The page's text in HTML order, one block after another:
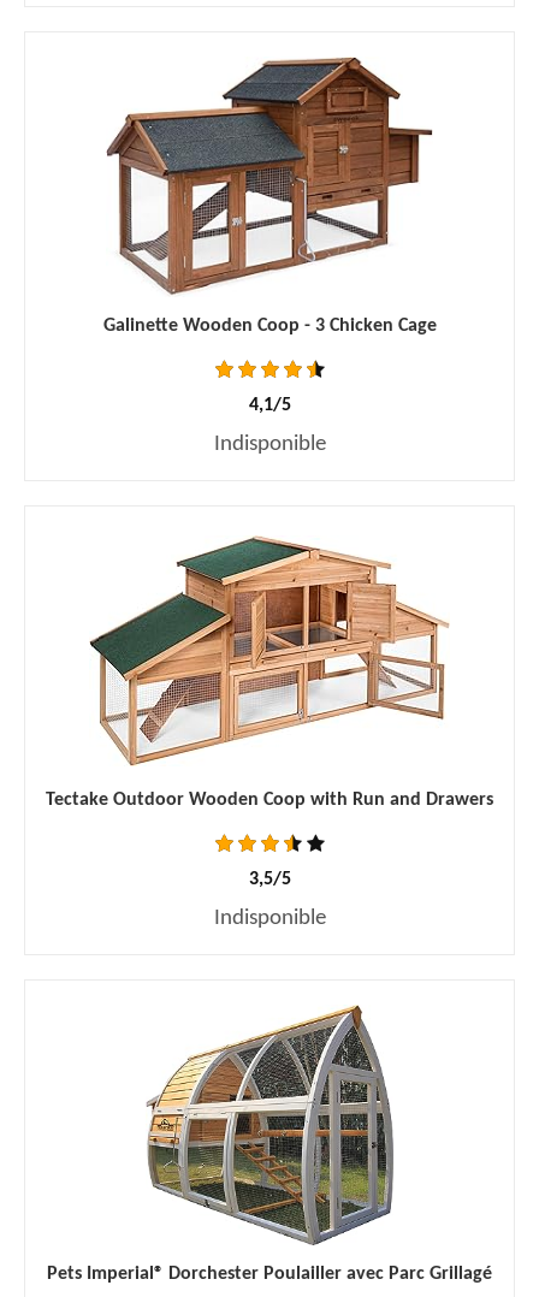
Galinette Wooden Coop - 3 Chicken Cage
4,1/5
Indisponible
Tectake Outdoor Wooden Coop with Run and Drawers
3,5/5
Indisponible
Pets Imperial® Dorchester Poulailler avec Parc Grillagé